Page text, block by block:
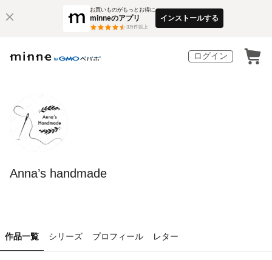
お買いものがもっとお得に
minneのアプリ
3万件以上
インストールする
ログイン
Anna’s handmade
作品一覧 シリーズ プロフィール レター